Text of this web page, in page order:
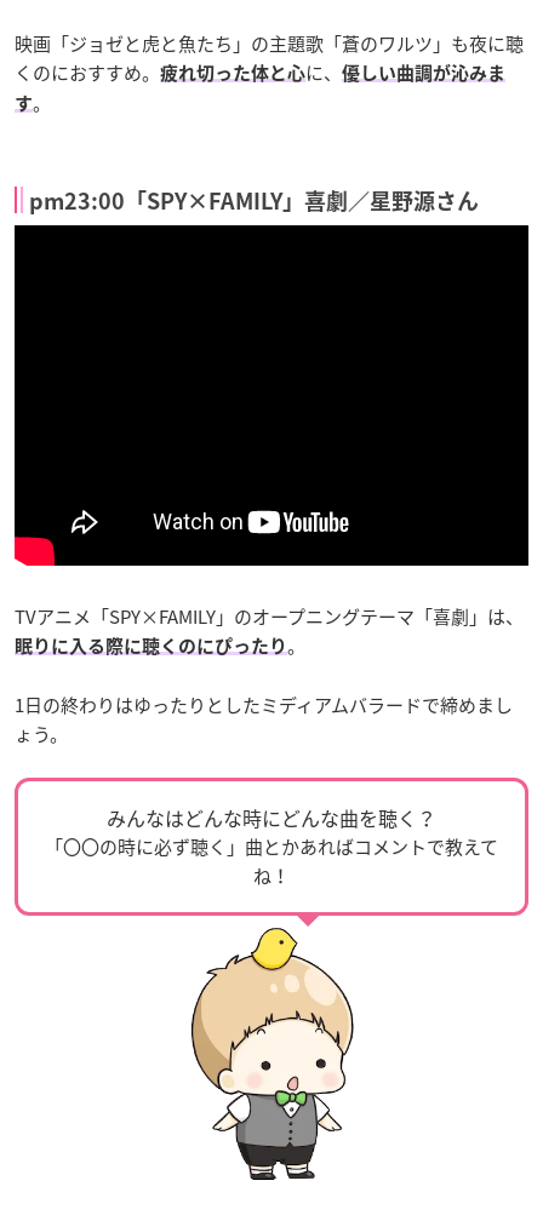
映画「ジョゼと虎と魚たち」の主題歌「蒼のワルツ」も夜に聴
くのにおすすめ。 疲れ切った体と心に、
優しい曲調が沁みま
す。
pm23:00「SPY×FAMILY」喜劇／星野源さん
TVアニメ「SPY×FAMILY」のオープニングテーマ「喜劇」は、
眠りに入る際に聴くのにぴったり。
1日の終わりはゆったりとしたミディアムバラードで締めまし
ょう。
みんなはどんな時にどんな曲を聴く？
「〇〇の時に必ず聴く」曲とかあればコメントで教えて
ね！